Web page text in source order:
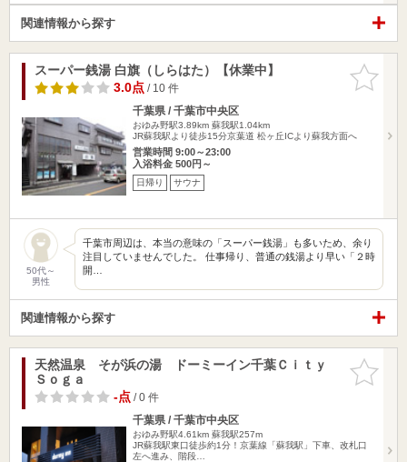
関連情報から探す
お気に入
りに追加
スーパー銭湯 白旗（しらはた）【休業中】
3.0点/ 10 件
千葉県 / 千葉市中央区
おゆみ野駅3.89km 蘇我駅1.04km
JR蘇我駅より徒歩15分京葉道 松ヶ丘ICより蘇我方面へ
営業時間 9:00～23:00
入浴料金 500円～
日帰り サウナ
50代～
男性
千葉市周辺は、本当の意味の「スーパー銭湯」も多いため、余り
注目していませんでした。 仕事帰り、普通の銭湯より早い「２時
開…
関連情報から探す
お気に入
りに追加
天然温泉 そが浜の湯 ドーミーイン千葉Ｃｉｔｙ
Ｓｏｇａ
-点/ 0 件
千葉県 / 千葉市中央区
おゆみ野駅4.61km 蘇我駅257m
JR蘇我駅東口徒歩約1分！京葉線「蘇我駅」下車、改札口
左へ進み、階段…